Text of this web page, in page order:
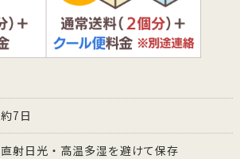
約7日
直射日光・高温多湿を避けて保存